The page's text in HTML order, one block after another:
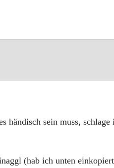
händisch sein muss, schlage
(hab ich unten